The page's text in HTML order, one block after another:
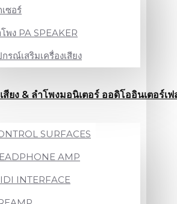
ซอร์
พง PA SPEAKER
รณ์เสริมเครื่องเสียง
ยง & ลำโพงมอนิเตอร์ ออดิโออินเตอร์เฟ
SURFACES
AMP
INTERFACE